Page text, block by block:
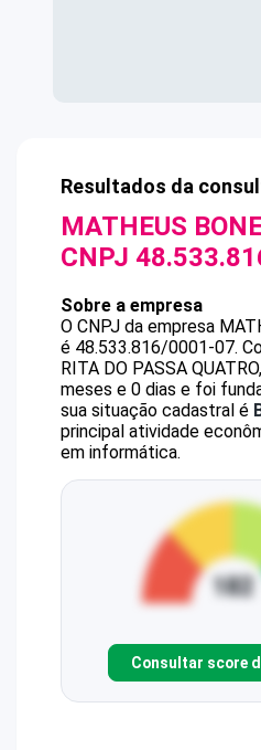
Resultados da
MATHEUS
CNPJ
Sobre a empresa
O CNPJ da empresa
é 48.533.816/0001-07.
RITA DO PASSA
meses e 0 dias e foi
sua situação cadastral é
principal atividade
em informática.
Consultar score